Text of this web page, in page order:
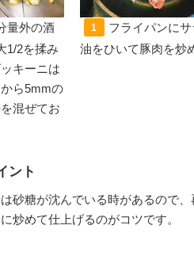
量外の酒
1/2を揉み
キーニは
ら5mmの
混ぜてお
1
フライパンにサ
油をひいて豚肉を炒
ント
砂糖が沈んでいる時があるので
炒めて仕上げるのがコツです。